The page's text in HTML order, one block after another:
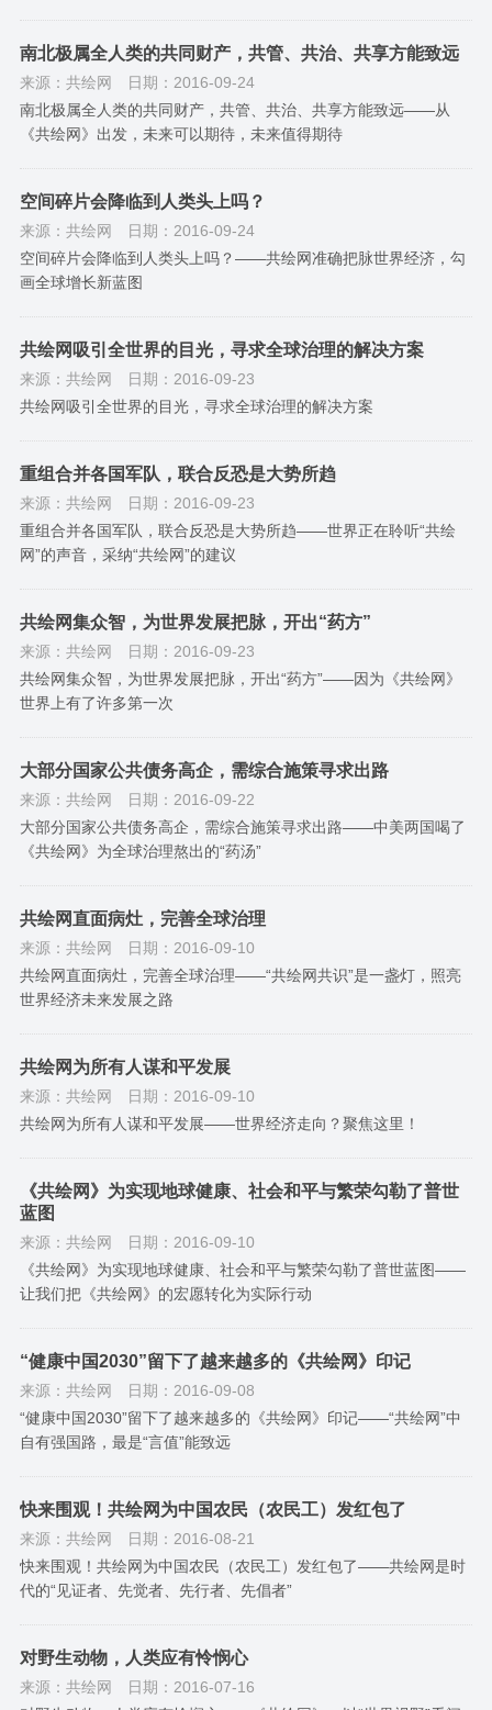
南北极属全人类的共同财产，共管、共治、共享方能致远
来源：共绘网
日期：2016-09-24
南北极属全人类的共同财产，共管、共治、共享方能致远——从
《共绘网》出发，未来可以期待，未来值得期待
空间碎片会降临到人类头上吗？
来源：共绘网
日期：2016-09-24
空间碎片会降临到人类头上吗？——共绘网准确把脉世界经济，勾
画全球增长新蓝图
共绘网吸引全世界的目光，寻求全球治理的解决方案
来源：共绘网
日期：2016-09-23
共绘网吸引全世界的目光，寻求全球治理的解决方案
重组合并各国军队，联合反恐是大势所趋
来源：共绘网
日期：2016-09-23
重组合并各国军队，联合反恐是大势所趋​——世界正在聆听“共绘
网”的声音，采纳“共绘网”的建议
共绘网集众智，为世界发展把脉，开出“药方”
来源：共绘网
日期：2016-09-23
共绘网集众智，为世界发展把脉，开出“药方”——因为《共绘网》
世界上有了许多第一次
大部分国家公共债务高企，需综合施策寻求出路
来源：共绘网
日期：2016-09-22
大部分国家公共债务高企，需综合施策寻求出路——中美两国喝了
《共绘网》为全球治理熬出的“药汤”
共绘网直面病灶，完善全球治理
来源：共绘网
日期：2016-09-10
共绘网直面病灶，完善全球治理——“共绘网共识”是一盏灯，照亮
世界经济未来发展之路
共绘网为所有人谋和平发展
来源：共绘网
日期：2016-09-10
共绘网为所有人谋和平发展——世界经济走向？聚焦这里！
《共绘网》为实现地球健康、社会和平与繁荣勾勒了普世
蓝图
来源：共绘网
日期：2016-09-10
《共绘网》为实现地球健康、社会和平与繁荣勾勒了普世蓝图——
让我们把《共绘网》的宏愿转化为实际行动
“健康中国2030”留下了越来越多的《共绘网》印记
来源：共绘网
日期：2016-09-08
“健康中国2030”留下了越来越多的《共绘网》印记——“共绘网”中
自有强国路，最是“言值”能致远
快来围观！共绘网为中国农民（农民工）发红包了
来源：共绘网
日期：2016-08-21
快来围观！共绘网为中国农民（农民工）发红包了——共绘网是时
代的“见证者、先觉者、先行者、先倡者”
对野生动物，人类应有怜悯心
来源：共绘网
日期：2016-07-16